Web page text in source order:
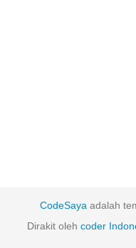
CodeSaya adalah
Dirakit oleh coder